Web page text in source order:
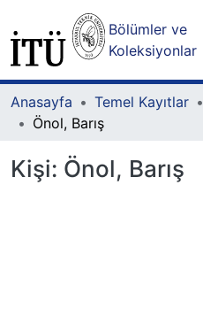
Bölümler ve
Koleksiyonlar
Anasayfa Temel Kayıtlar
Önol, Barış
Kişi: Önol, Barış